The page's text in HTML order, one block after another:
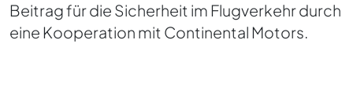
Beitrag für die Sicherheit im Flugverkehr durch
eine Kooperation mit Continental Motors.